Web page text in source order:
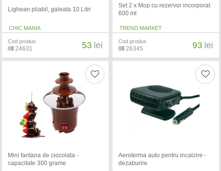
Lighean pliabil, galeata 10 Litri
CHIC MANIA
Cod produs
24631 53 lei
Set 2 x Mop cu rezervor incorporat
600 ml
TREND MARKET
Cod produs
26345 93 lei
Mini fantana de ciocolata -
capacitate 300 grame
Aeroterma auto pentru incalzire -
dezaburire